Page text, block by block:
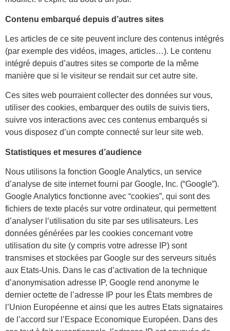
Contenu embarqué depuis d’autres sites
Les articles de ce site peuvent inclure des contenus intégrés
(par exemple des vidéos, images, articles…). Le contenu
intégré depuis d’autres sites se comporte de la même
manière que si le visiteur se rendait sur cet autre site.
Ces sites web pourraient collecter des données sur vous,
utiliser des cookies, embarquer des outils de suivis tiers,
suivre vos interactions avec ces contenus embarqués si
vous disposez d’un compte connecté sur leur site web.
Statistiques et mesures d’audience
Nous utilisons la fonction Google Analytics, un service
d’analyse de site internet fourni par Google, Inc. (“Google”).
Google Analytics fonctionne avec “cookies”, qui sont des
fichiers de texte placés sur votre ordinateur, qui permettent
d’analyser l’utilisation du site par ses utilisateurs. Les
données générées par les cookies concernant votre
utilisation du site (y compris votre adresse IP) sont
transmises et stockées par Google sur des serveurs situés
aux Etats-Unis. Dans le cas d’activation de la technique
d’anonymisation adresse IP, Google rend anonyme le
dernier octette de l’adresse IP pour les États membres de
l’Union Européenne et ainsi que les autres Etats signataires
de l’accord sur l’Espace Economique Européen. Dans des